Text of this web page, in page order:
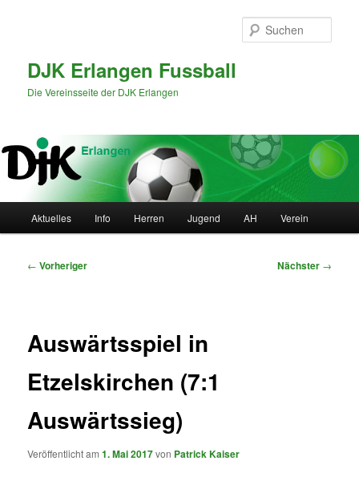
DJK Erlangen Fussball
Die Vereinsseite der DJK Erlangen
Aktuelles Info Herren Jugend AH Verein
Beitragsnavigation
← Vorheriger Nächster →
Auswärtsspiel in
Etzelskirchen (7:1
Auswärtssieg)
Veröffentlicht am1. Mai 2017von Patrick Kaiser